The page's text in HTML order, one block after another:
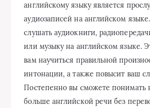
английскому языку является
аудиозаписей на английском
слушать аудиокниги,
или музыку на английском языке.
вам научиться правильной
интонации, а также повысит ваш
Постепенно вы сможете понимать
больше английской речи без